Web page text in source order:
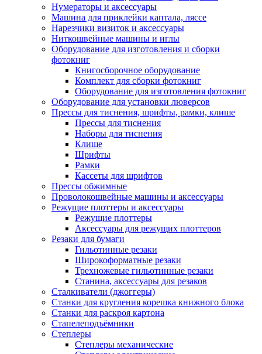
Нумераторы и аксессуары
Машина для приклейки каптала, ляссе
Нарезчики визиток и аксессуары
Ниткошвейные машины и иглы
Оборудование для изготовления и сборки
фотокниг
Книгосборочное оборудование
Комплект для сборки фотокниг
Оборудование для изготовления фотокниг
Оборудование для установки люверсов
Прессы для тиснения, шрифты, рамки, клише
Прессы для тиснения
Наборы для тиснения
Клише
Шрифты
Рамки
Кассеты для шрифтов
Прессы обжимные
Проволокошвейные машины и аксессуары
Режущие плоттеры и аксессуары
Режущие плоттеры
Аксессуары для режущих плоттеров
Резаки для бумаги
Гильотинные резаки
Широкоформатные резаки
Трехножевые гильотинные резаки
Станина, аксессуары для резаков
Сталкиватели (джоггеры)
Станки для кругления корешка книжного блока
Станки для раскроя картона
Стапелеподъёмники
Степлеры
Степлеры механические